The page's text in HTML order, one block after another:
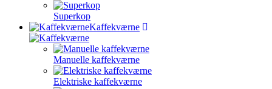
Superkop
Kaffekværne
Manuelle kaffekværne
Elektriske kaffekværne